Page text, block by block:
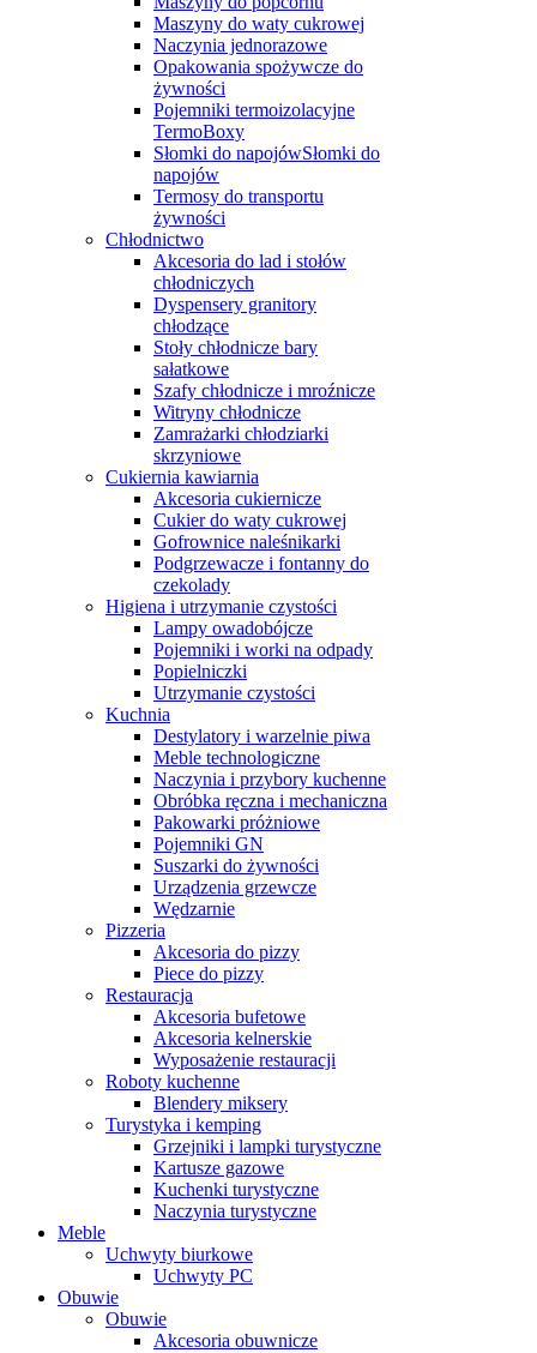
Maszyny do waty cukrowej
Naczynia jednorazowe
Opakowania spożywcze do
żywności
Pojemniki termoizolacyjne
TermoBoxy
Słomki do napojówSłomki do
napojów
Termosy do transportu
żywności
Chłodnictwo
Akcesoria do lad i stołów
chłodniczych
Dyspensery granitory
chłodzące
Stoły chłodnicze bary
sałatkowe
Szafy chłodnicze i mroźnicze
Witryny chłodnicze
Zamrażarki chłodziarki
skrzyniowe
Cukiernia kawiarnia
Akcesoria cukiernicze
Cukier do waty cukrowej
Gofrownice naleśnikarki
Podgrzewacze i fontanny do
czekolady
Higiena i utrzymanie czystości
Lampy owadobójcze
Pojemniki i worki na odpady
Popielniczki
Utrzymanie czystości
Kuchnia
Destylatory i warzelnie piwa
Meble technologiczne
Naczynia i przybory kuchenne
Obróbka ręczna i mechaniczna
Pakowarki próżniowe
Pojemniki GN
Suszarki do żywności
Urządzenia grzewcze
Wędzarnie
Pizzeria
Akcesoria do pizzy
Piece do pizzy
Restauracja
Akcesoria bufetowe
Akcesoria kelnerskie
Wyposażenie restauracji
Roboty kuchenne
Blendery miksery
Turystyka i kemping
Grzejniki i lampki turystyczne
Kartusze gazowe
Kuchenki turystyczne
Naczynia turystyczne
Meble
Uchwyty biurkowe
Uchwyty PC
Obuwie
Obuwie
Akcesoria obuwnicze